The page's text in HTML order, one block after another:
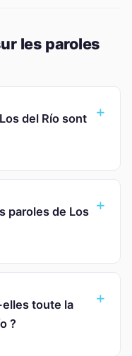
les paroles
del Río sont
paroles de Los
toute la
?